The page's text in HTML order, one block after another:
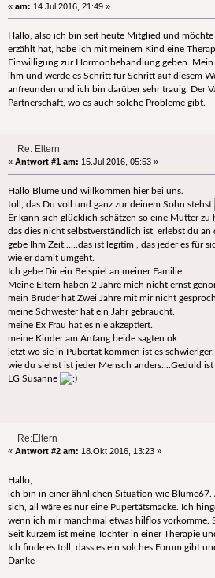
« am: 14.Jul 2016, 21:49 »
Hallo, also ich bin seit heute Mitglied und
erzählt hat, habe ich mit meinem Kind eine
Einwilligung zur Hormonbehandlung geben.
ihm und werde es Schritt für Schritt auf diesem
anfreunden und ich bin darüber sehr trauig. Der
Partnerschaft, wo es auch solche Probleme gibt.
Re: Eltern
« Antwort #1 am: 15.Jul 2016, 05:53 »
Hallo Blume und willkommen hier bei uns.
toll, das Du voll und ganz zur deinem Sohn stehst
Er kann sich glücklich schätzen so eine Mutter zu
das dies nicht selbstverständlich ist, erlebst du an
gebe Ihm Zeit......das ist legitim , das jeder es für
wie er damit umgeht.
Ich gebe Dir ein Beispiel an meiner Familie.
Meine Eltern haben 2 Jahre mich nicht ernst
mein Bruder hat Zwei Jahre mit mir nicht
meine Schwester hat ein Jahr gebraucht.
meine Ex Frau hat es nie akzeptiert.
meine Kinder am Anfang beide sagten ok
jetzt wo sie in Pubertät kommen ist es schwieriger.
wie du siehst ist jeder Mensch anders....Geduld ist
LG Susanne
Re:Eltern
« Antwort #2 am: 18.Okt 2016, 13:23 »
Hallo,
ich bin in einer ähnlichen Situation wie Blume67.
sich, all wäre es nur eine Pupertätsmacke. Ich
wenn ich mir manchmal etwas hilflos vorkomme.
Seit kurzem ist meine Tochter in einer Therapie
Ich finde es toll, dass es ein solches Forum gibt
Danke